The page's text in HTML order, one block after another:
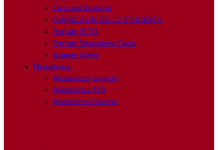
Carta del Docente
CURRICULUM DELLO STUDENTE
Portale PCTO
Portale Educazione Civica
Istanze Online
Modulistica
Modulistica Genitori
Modulistica ATA
Modulistica Docenti